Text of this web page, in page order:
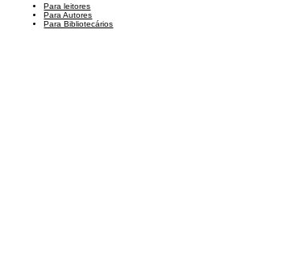
Para leitores
Para Autores
Para Bibliotecários